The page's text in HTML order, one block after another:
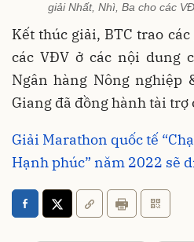
giải Nhất, Nhì, Ba cho các
Kết thúc giải, BTC trao
các VĐV ở các nội dung
Ngân hàng Nông nghiệp
Giang đã đồng hành tài trợ
Giải Marathon quốc tế
Hạnh phúc” năm 2022 sẽ